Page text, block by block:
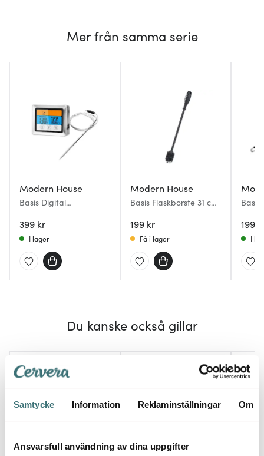
Samtycke Information Reklaminställningar Om
Ansvarsfull användning av dina uppgifter
Mer från samma serie
Modern House
Basis Digital
399 kr
I lager
Modern House
Basis Flaskborste 31 cm
199 kr
Få i lager
Basis
199
I
Du kanske också gillar
30%